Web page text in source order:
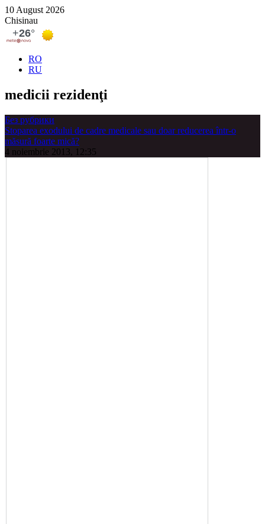
10 August 2026
Chisinau
RO
RU
medicii rezidenţi
Без рубрики
Stoparea exodului de cadre medicale sau doar reducerea într-o
măsură foarte mică?
4 noiembrie 2013, 12:35